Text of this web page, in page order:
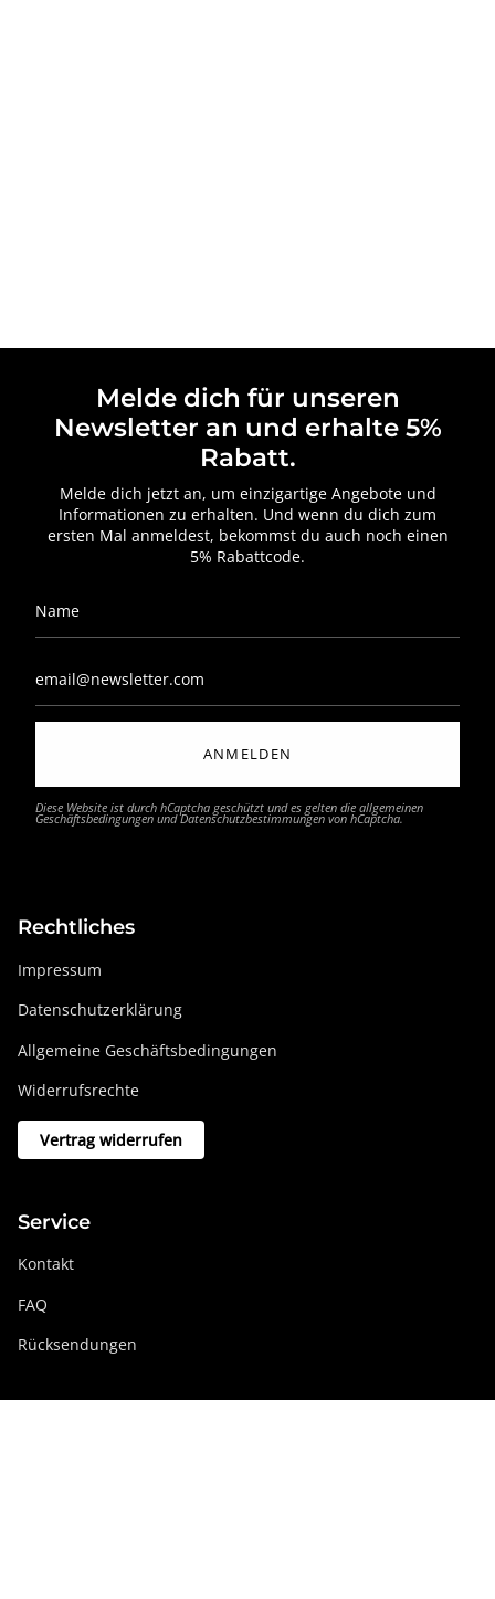
Melde dich für unseren
Newsletter an und erhalte 5%
Rabatt.
Melde dich jetzt an, um einzigartige Angebote und
Informationen zu erhalten. Und wenn du dich zum
ersten Mal anmeldest, bekommst du auch noch einen
5% Rabattcode.
ANMELDEN
Diese Website ist durch hCaptcha geschützt und es gelten die allgemeinen
Geschäftsbedingungen undDatenschutzbestimmungen von hCaptcha.
Rechtliches
Impressum
Datenschutzerklärung
Allgemeine Geschäftsbedingungen
Widerrufsrechte
Vertrag widerrufen
Service
Kontakt
FAQ
Rücksendungen